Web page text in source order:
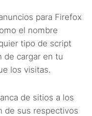
para Firefox
el nombre
tipo de script
de cargar en tu
los visitas.
de sitios a los
de sus respectivos